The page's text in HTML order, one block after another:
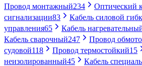
Провод монтажный234 Оптический
сигнализации83 Кабель силовой
управления65 Кабель
Кабель сварочный247 Провод
судовой118 Провод термостойкий15
неизолированный45 Кабель